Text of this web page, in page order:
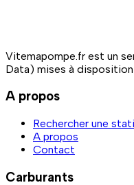
Vitemapompe.fr est un
Data) mises à
A propos
Rechercher une
A propos
Contact
Carburants